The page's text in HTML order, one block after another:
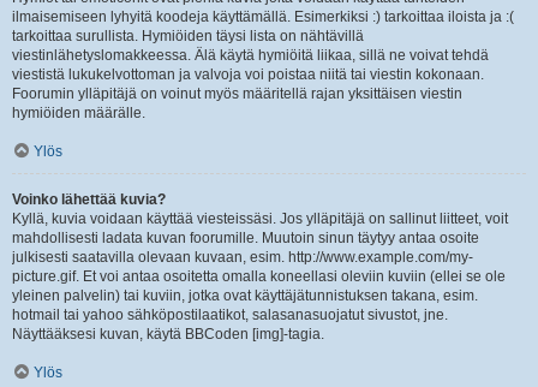
ilmaisemiseen lyhyitä koodeja käyttämällä. Esimerkiksi :) tarkoittaa iloista ja :(
tarkoittaa surullista. Hymiöiden täysi lista on nähtävillä
viestinlähetyslomakkeessa. Älä käytä hymiöitä liikaa, sillä ne voivat tehdä
viestistä lukukelvottoman ja valvoja voi poistaa niitä tai viestin kokonaan.
Foorumin ylläpitäjä on voinut myös määritellä rajan yksittäisen viestin
hymiöiden määrälle.
Ylös
Voinko lähettää kuvia?
Kyllä, kuvia voidaan käyttää viesteissäsi. Jos ylläpitäjä on sallinut liitteet, voit
mahdollisesti ladata kuvan foorumille. Muutoin sinun täytyy antaa osoite
julkisesti saatavilla olevaan kuvaan, esim. http://www.example.com/my-
picture.gif. Et voi antaa osoitetta omalla koneellasi oleviin kuviin (ellei se ole
yleinen palvelin) tai kuviin, jotka ovat käyttäjätunnistuksen takana, esim.
hotmail tai yahoo sähköpostilaatikot, salasanasuojatut sivustot, jne.
Näyttääksesi kuvan, käytä BBCoden [img]-tagia.
Ylös